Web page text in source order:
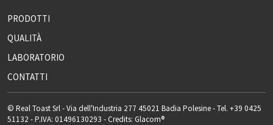
PRODOTTI
QUALITÀ
LABORATORIO
CONTATTI
© Real Toast Srl - Via dell'Industria 277 45021 Badia Polesine - Tel. +39 0425
51132 - P.IVA: 01496130293 - Credits: Glacom®